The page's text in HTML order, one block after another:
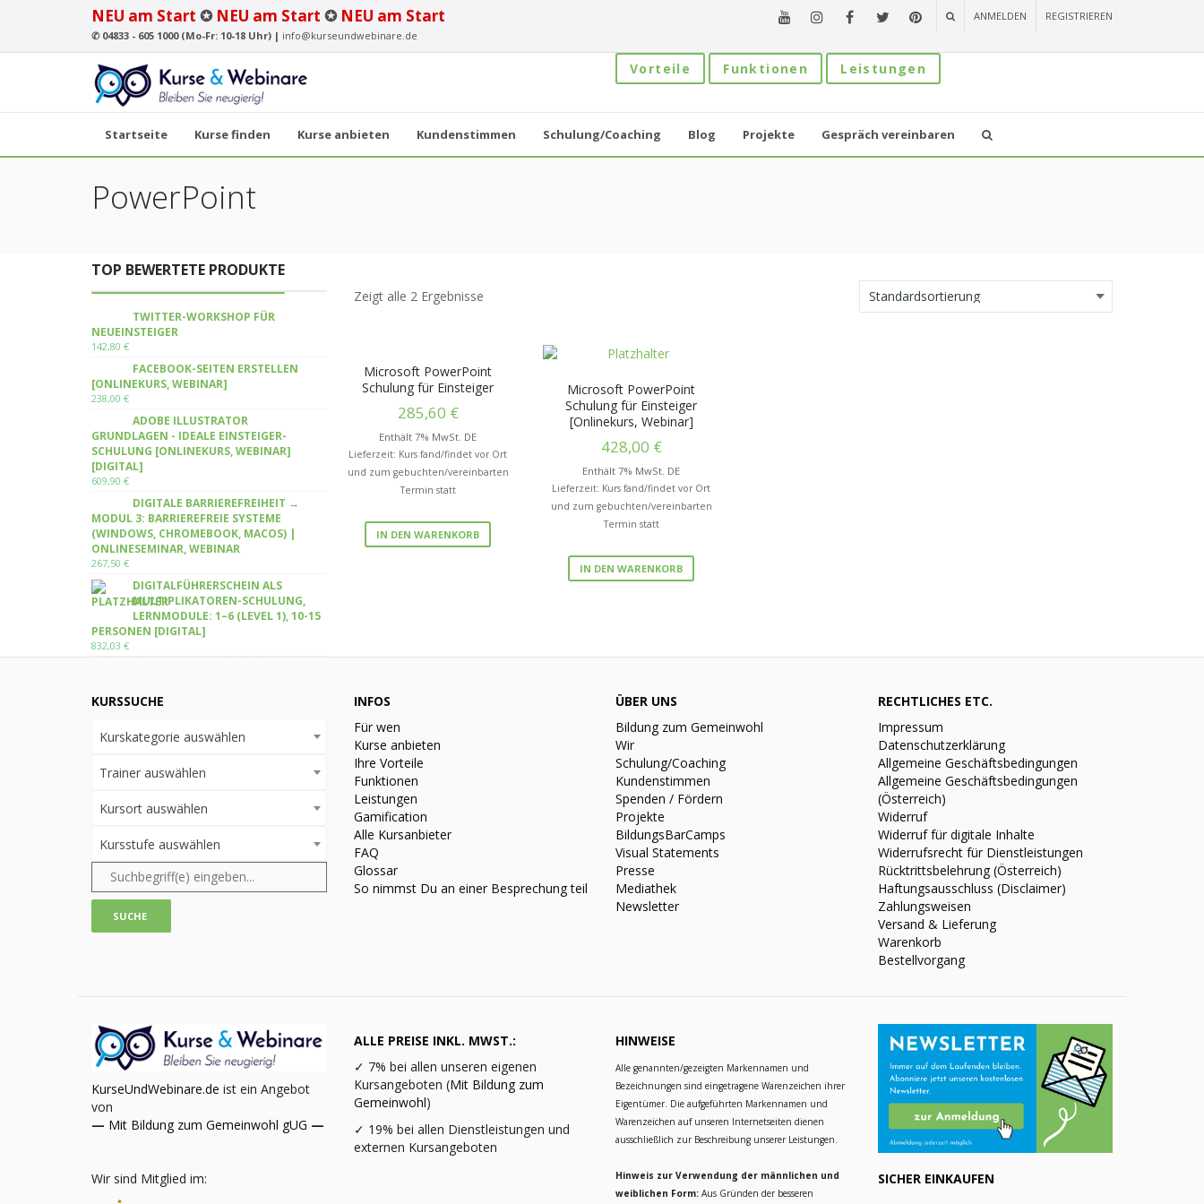
NEU am Start ✪ NEU am Start ✪ NEU am Start
✆04833 - 605 1000 (Mo-Fr: 10-18 Uhr) | info@kurseundwebinare.de
ANMELDEN REGISTRIEREN
Vorteile Funktionen Leistungen
Startseite Kurse finden Kurse anbieten Kundenstimmen Schulung/Coaching Blog Projekte Gespräch vereinbaren
PowerPoint
Zeigt alle 2 Ergebnisse
Microsoft PowerPoint
Schulung für Einsteiger
285,60 €
Enthält 7% MwSt. DE
Lieferzeit: Kurs fand/findet vor Ort
und zum gebuchten/vereinbarten
Termin statt
IN DEN WARENKORB
Microsoft PowerPoint
Schulung für Einsteiger
[Onlinekurs, Webinar]
428,00 €
Enthält 7% MwSt. DE
Lieferzeit: Kurs fand/findet vor Ort
und zum gebuchten/vereinbarten
Termin statt
IN DEN WARENKORB
TOP BEWERTETE PRODUKTE
TWITTER-WORKSHOP FÜR
NEUEINSTEIGER
142,80 €
FACEBOOK-SEITEN ERSTELLEN
[ONLINEKURS, WEBINAR]
238,00 €
ADOBE ILLUSTRATOR
GRUNDLAGEN - IDEALE EINSTEIGER-
SCHULUNG [ONLINEKURS, WEBINAR]
[DIGITAL]
609,90 €
DIGITALE BARRIEREFREIHEIT →
MODUL 3: BARRIEREFREIE SYSTEME
(WINDOWS, CHROMEBOOK, MACOS) |
ONLINESEMINAR, WEBINAR
267,50 €
DIGITALFÜHRERSCHEIN ALS
MULTIPLIKATOREN-SCHULUNG,
LERNMODULE: 1–6 (LEVEL 1), 10-15
PERSONEN [DIGITAL]
832,03 €
KURSSUCHE
Kurskategorie auswählen
Trainer auswählen
Kursort auswählen
Kursstufe auswählen
INFOS
Für wen
Kurse anbieten
Ihre Vorteile
Funktionen
Leistungen
Gamification
Alle Kursanbieter
FAQ
Glossar
So nimmst Du an einer Besprechung teil
ÜBER UNS
Bildung zum Gemeinwohl
Wir
Schulung/Coaching
Kundenstimmen
Spenden / Fördern
Projekte
BildungsBarCamps
Visual Statements
Presse
Mediathek
Newsletter
RECHTLICHES ETC.
Impressum
Datenschutzerklärung
Allgemeine Geschäftsbedingungen
Allgemeine Geschäftsbedingungen
(Österreich)
Widerruf
Widerruf für digitale Inhalte
Widerrufsrecht für Dienstleistungen
Rücktrittsbelehrung (Österreich)
Haftungsausschluss (Disclaimer)
Zahlungsweisen
Versand & Lieferung
Warenkorb
Bestellvorgang
KurseUndWebinare.de ist ein Angebot
von
— Mit Bildung zum Gemeinwohl gUG —
Wir sind Mitglied im:
ALLE PREISE INKL. MWST.:
✓ 7% bei allen unseren eigenen
Kursangeboten (Mit Bildung zum
Gemeinwohl)
✓ 19% bei allen Dienstleistungen und
externen Kursangeboten
HINWEISE
Alle genannten/gezeigten Markennamen und
Bezeichnungen sind eingetragene Warenzeichen ihrer
Eigentümer. Die aufgeführten Markennamen und
Warenzeichen auf unseren Internetseiten dienen
ausschließlich zur Beschreibung unserer Leistungen.
Hinweis zur Verwendung der männlichen und
weiblichen Form: Aus Gründen der besseren
SICHER EINKAUFEN